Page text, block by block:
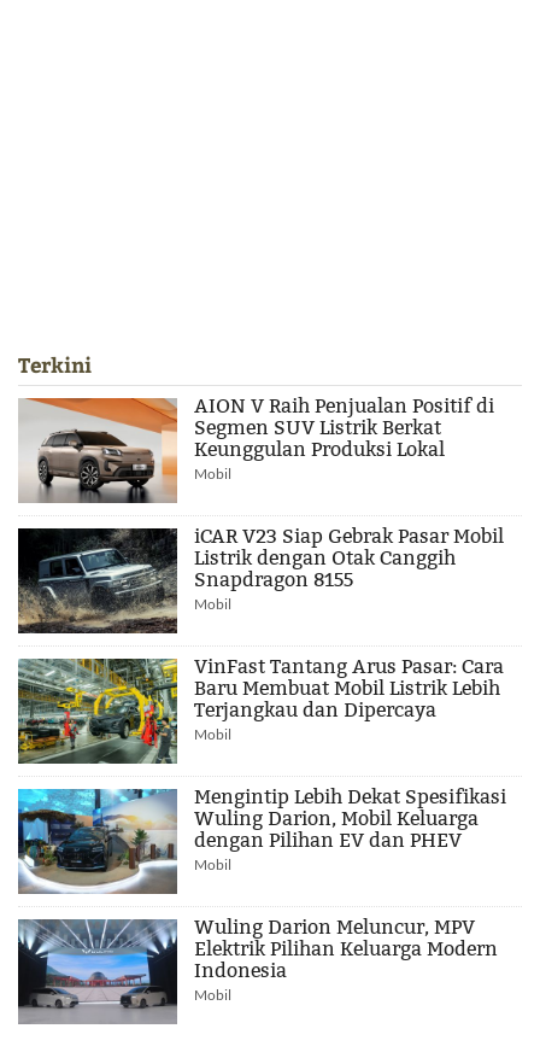
Terkini
AION V Raih Penjualan Positif di
Segmen SUV Listrik Berkat
Keunggulan Produksi Lokal
Mobil
iCAR V23 Siap Gebrak Pasar Mobil
Listrik dengan Otak Canggih
Snapdragon 8155
Mobil
VinFast Tantang Arus Pasar: Cara
Baru Membuat Mobil Listrik Lebih
Terjangkau dan Dipercaya
Mobil
Mengintip Lebih Dekat Spesifikasi
Wuling Darion, Mobil Keluarga
dengan Pilihan EV dan PHEV
Mobil
Wuling Darion Meluncur, MPV
Elektrik Pilihan Keluarga Modern
Indonesia
Mobil